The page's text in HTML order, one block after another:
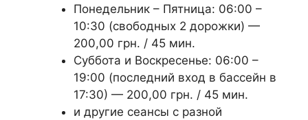
Понедельник – Пятница: 06:00 –
10:30 (свободных 2 дорожки) —
200,00 грн. / 45 мин.
Суббота и Воскресенье: 06:00 –
19:00 (последний вход в бассейн в
17:30) — 200,00 грн. / 45 мин.
и другие сеансы с разной